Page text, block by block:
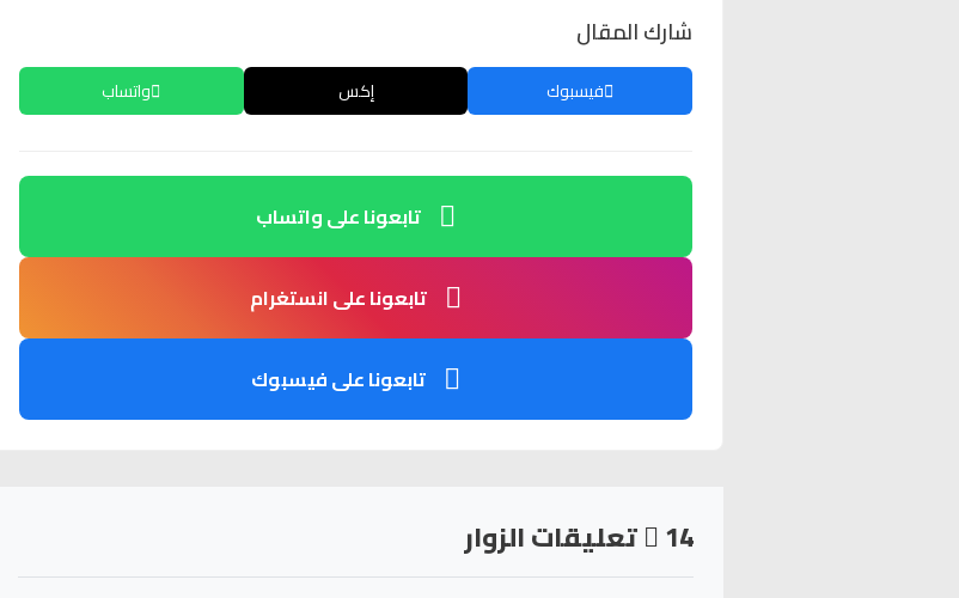
شارك المقال
فيسبوك إكس واتساب
تابعونا على واتساب
تابعونا على انستغرام
تابعونا على فيسبوك
14 تعليقات الزوار